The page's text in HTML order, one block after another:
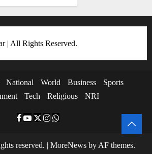
| All Rights Reserved.
National World Business
Sports
Tech Religious NRI
F
c
Y
u
T
i
I
s
W
a
reserved. | MoreNewsby AF themes.